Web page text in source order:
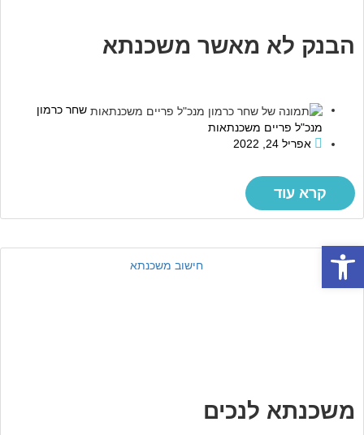
הבנק לא מאשר משכנתא
שחר כרמון
מנכ"ל פריים משכנתאות
אפריל 24, 2022
קרא עוד
משכנתא לנכים
פתח סרגל נגישות